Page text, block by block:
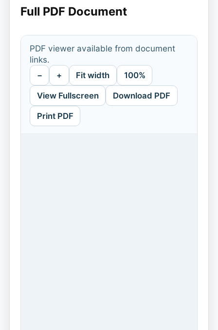
Full PDF Document
PDF viewer available from document
links.
− + Fit width 100%
View Fullscreen Download PDF
Print PDF